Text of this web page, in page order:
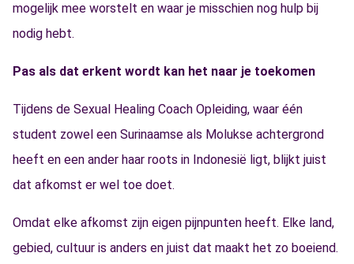
mogelijk mee worstelt en waar je misschien nog hulp bij
nodig hebt.
Pas als dat erkent wordt kan het naar je toekomen
Tijdens de Sexual Healing Coach Opleiding, waar één
student zowel een Surinaamse als Molukse achtergrond
heeft en een ander haar roots in Indonesië ligt, blijkt juist
dat afkomst er wel toe doet.
Omdat elke afkomst zijn eigen pijnpunten heeft. Elke land,
gebied, cultuur is anders en juist dat maakt het zo boeiend.